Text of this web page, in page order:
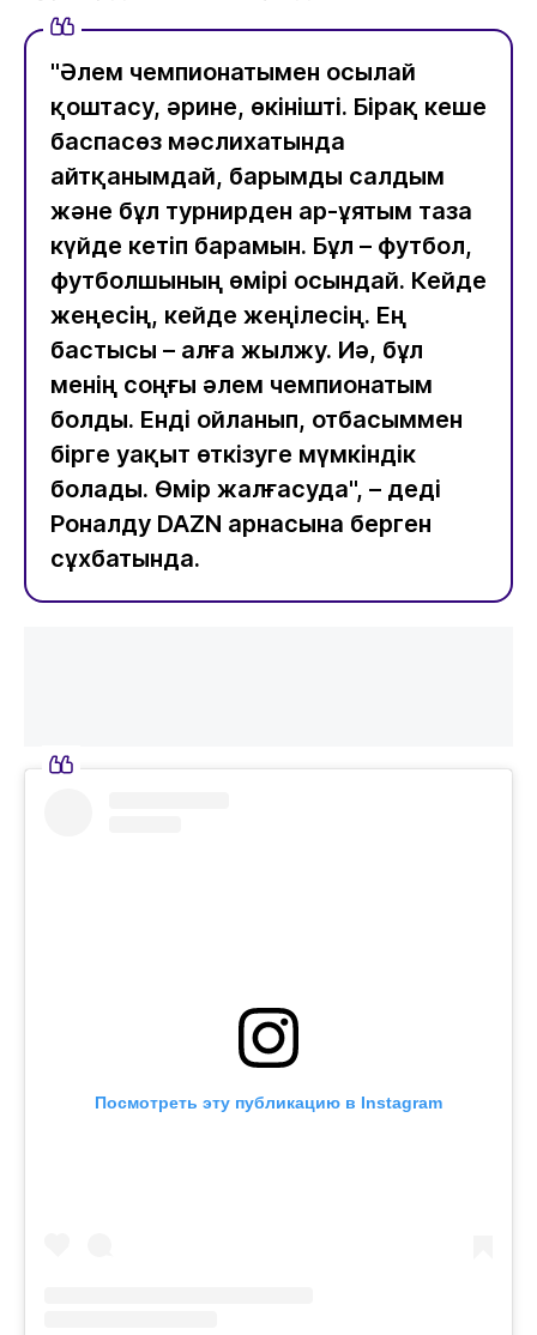
"Әлем чемпионатымен осылай
қоштасу, әрине, өкінішті. Бірақ кеше
баспасөз мәслихатында
айтқанымдай, барымды салдым
және бұл турнирден ар-ұятым таза
күйде кетіп барамын. Бұл – футбол,
футболшының өмірі осындай. Кейде
жеңесің, кейде жеңілесің. Ең
бастысы – алға жылжу. Иә, бұл
менің соңғы әлем чемпионатым
болды. Енді ойланып, отбасыммен
бірге уақыт өткізуге мүмкіндік
болады. Өмір жалғасуда", – деді
Роналду DAZN арнасына берген
сұхбатында.
Посмотреть эту публикацию в Instagram